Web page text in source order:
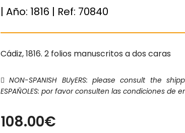
| Año: 1816 | Ref: 70840
Cádiz, 1816. 2 folios manuscritos a dos caras
NON-SPANISH BUyERS: please consult the
ESPAÑOLES: por favor consulten las condiciones de
108.00€